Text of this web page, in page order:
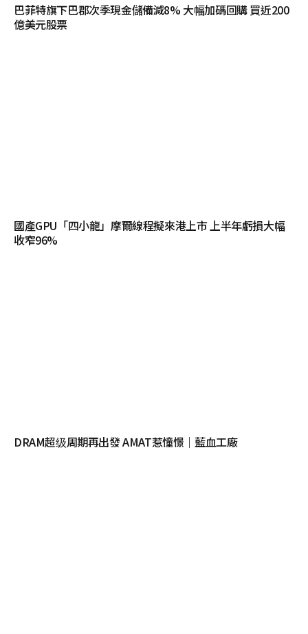
巴菲特旗下巴郡次季現金儲備減8% 大幅加碼回購 買近200
億美元股票
國產GPU「四小龍」摩爾線程擬來港上市 上半年虧損大幅
收窄96%
DRAM超级周期再出發 AMAT惹憧憬｜藍血工廠